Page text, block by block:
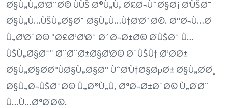
Ø§Ù„Ù„Ø¹Ø¨Ø© ÙÙŠ Ø®Ù„Ù‚ Ø£Ø¬ÙˆØ§Ø¡ Ø¹ÙŠØ¯
Ø§Ù„Ù…ÙŠÙ„Ø§Ø¯ Ø§Ù„Ù…Ù†Ø¹Ø´Ø©. ØªØ¬Ù…Ø¹
Ù„Ø¹Ø¨Ø© "Ø£Ø³Ø¹Ø¯ Ø´Ø¬Ø±Ø© Ø¹ÙŠØ¯ Ù…
ÙŠÙ„Ø§Ø¯" Ø¨Ø¨Ø±Ø§Ø¹Ø© Ø¨ÙŠÙ† Ø³Ø­Ø±
Ø§Ù„Ø§Ø­ØªÙØ§Ù„Ø§Øª ÙˆØ¹Ù†Ø§ØµØ± Ø§Ù„Ø­Ø¸
Ø§Ù„Ø¬ÙŠØ¯Ø© Ù„Ø®Ù„Ù‚ ØªØ¬Ø±Ø¨Ø© Ù„Ø¹Ø¨
Ù…Ù…ØªØ¹Ø©.